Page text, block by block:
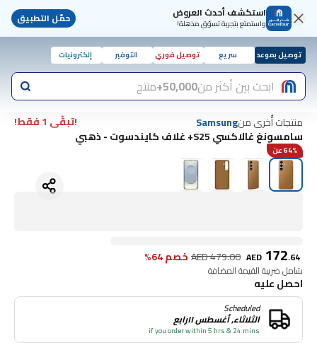
استكشف أحدث العروض
واستمتع بتجربة تسوّق مذهلة! حمّل التطبيق
توصيل بموعد سريع توصيل فوري التوفير إلكترونيات
ابحث بين أكثر من50,000+ منتج
منتجات أُخرى منSamsung
!تبقّى 1 فقط!
سامسونغ غالاكسي S25+ غلاف كايندسوت - ذهبي
64% عن
AED 172.64
AED479.00 خصم 64%
شامل ضريبة القيمة المضافة
احصل عليه
Scheduled
الثلاثاء, أغسطس ١١رابع
if you order within 5 hrs & 24 mins